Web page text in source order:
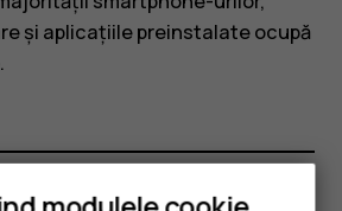
și aplicațiile preinstalate ocupă